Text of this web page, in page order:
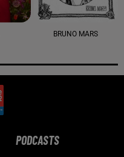
BRUNO MARS
PODCASTS